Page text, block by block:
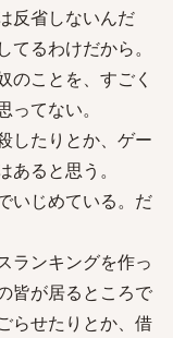
反省しないんだ
るわけだから。
のことを、すごく
てない。
したりとか、ゲー
ると思う。
いじめている。だ
ランキングを作っ
皆が居るところで
らせたりとか、借